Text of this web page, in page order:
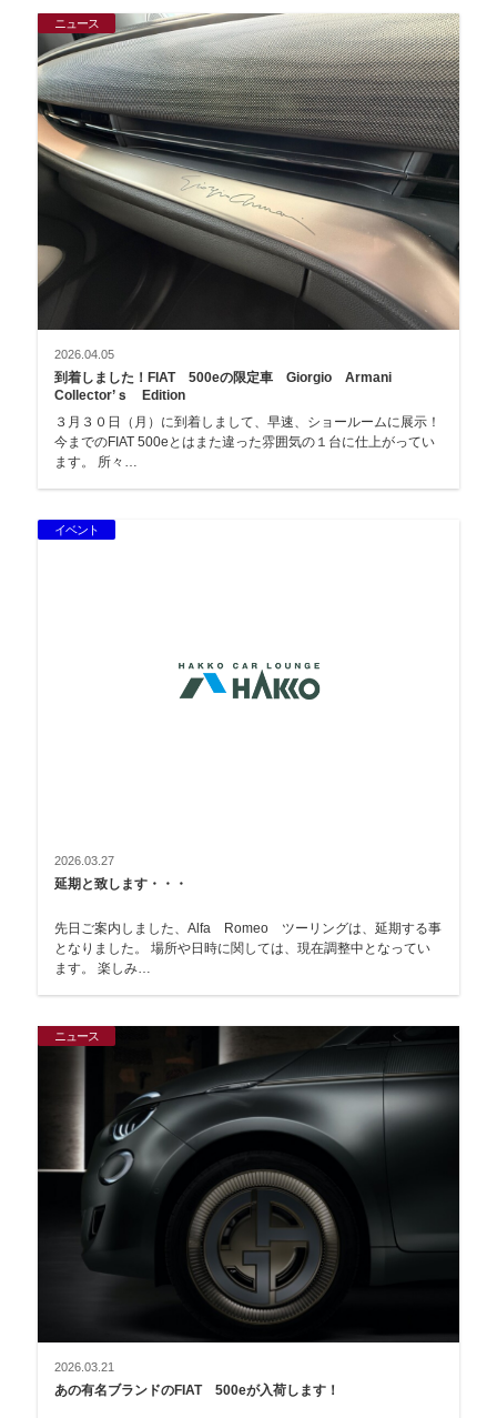
ニュース
2026.04.05
到着しました！FIAT 500eの限定車 Giorgio Armani
Collector’ｓ Edition
３月３０日（月）に到着しまして、早速、ショールームに展示！
今までのFIAT 500eとはまた違った雰囲気の１台に仕上がってい
ます。 所々…
イベント
2026.03.27
延期と致します・・・
先日ご案内しました、Alfa Romeo ツーリングは、延期する事
となりました。 場所や日時に関しては、現在調整中となってい
ます。 楽しみ…
ニュース
2026.03.21
あの有名ブランドのFIAT 500eが入荷します！